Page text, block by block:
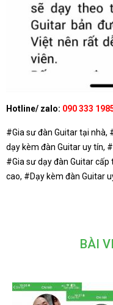
Hotline/ zalo: 090 333
#Gia sư đàn Guitar tại nhà,
dạy kèm đàn Guitar uy tín,
#Gia sư dạy đàn Guitar
cao, #Dạy kèm đàn Guitar
BÀI